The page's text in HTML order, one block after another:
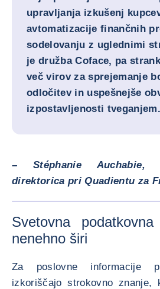
upravljanja izkušenj
avtomatizacije finančnih
sodelovanju z uglednimi
je družba Coface, pa
več virov za sprejemanje
odločitev in uspešnejše
izpostavljenosti tveganjem.
–
Stéphanie Auchabie,
direktorica pri Quadientu za
Svetovna
nenehno širi
Za poslovne informacije
izkoriščajo strokovno